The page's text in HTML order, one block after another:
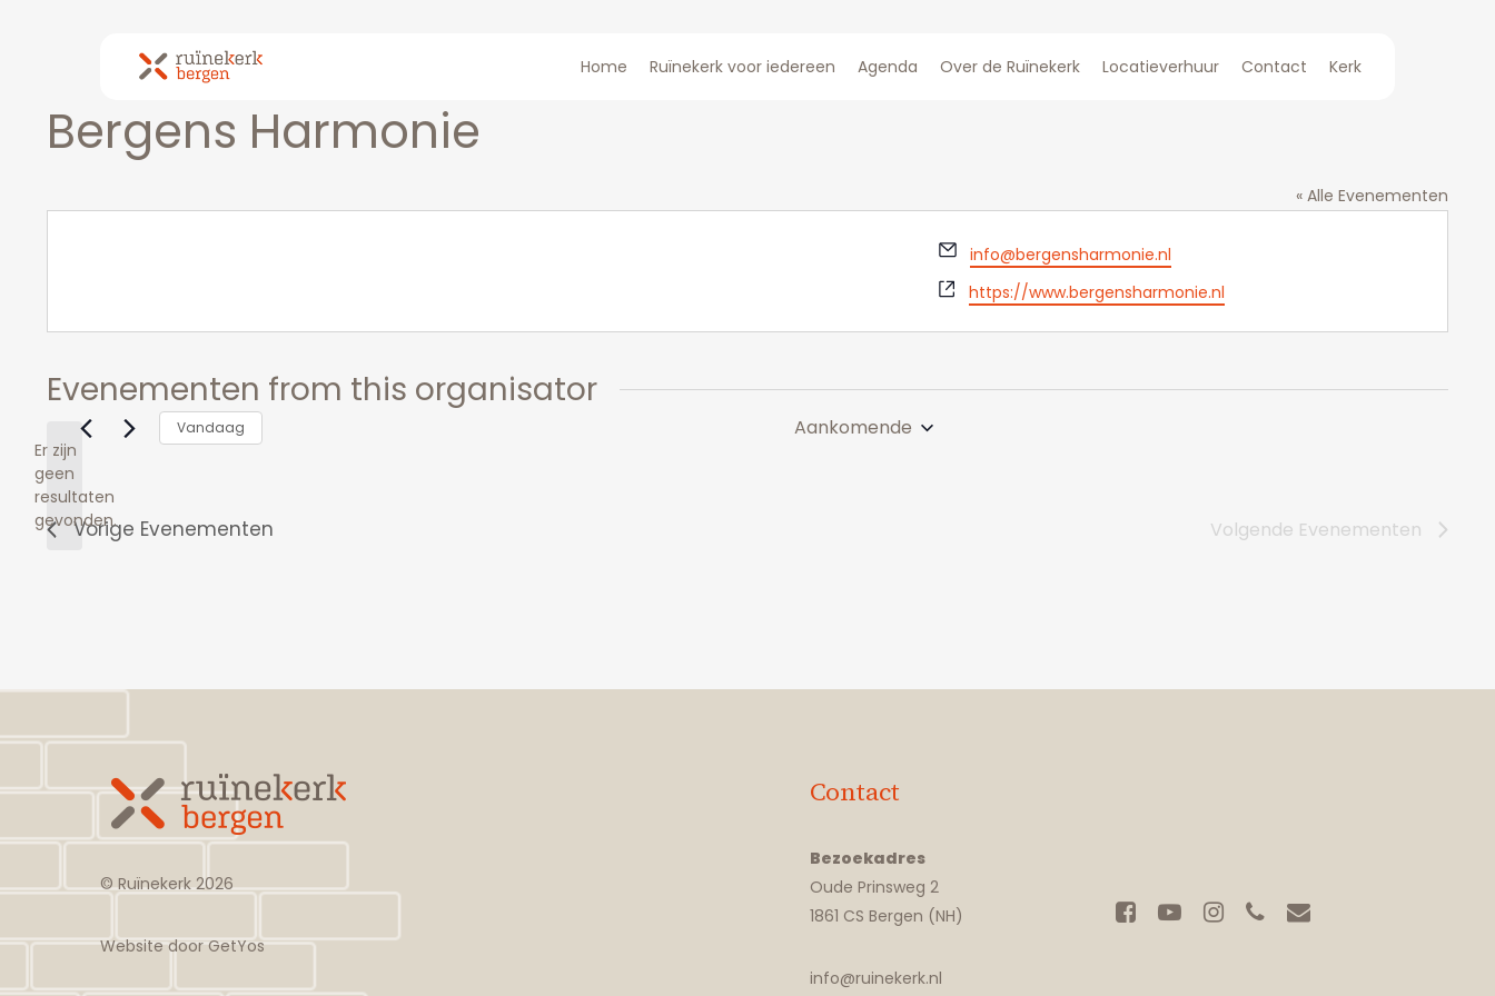
Home Ruïnekerk voor iedereen Agenda Over de Ruïnekerk Locatieverhuur Contact Kerk
Bergens Harmonie
« Alle Evenementen
E-
mail
info@bergensharmonie.nl
Website
https://www.bergensharmonie.nl
Evenementen from this organisator
Bericht
Er zijn
geen
resultaten
gevonden.
Vandaag Aankomende
Selecteer
Vorige Evenementen Volgende Evenementen
© Ruïnekerk2026
Website doorGetYos
Contact
Bezoekadres
Oude Prinsweg 2
1861 CS Bergen (NH)
info@ruinekerk.nl